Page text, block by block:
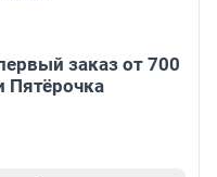
заказ от 700
Пятёрочка